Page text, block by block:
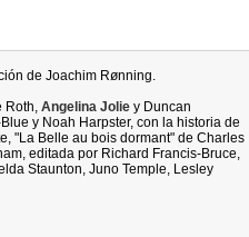
de Joachim Rønning.
Roth, Angelina Jolie y Duncan
y Noah Harpster, con la historia de
"La Belle au bois dormant" de Charles
editada por Richard Francis-Bruce,
Staunton, Juno Temple, Lesley